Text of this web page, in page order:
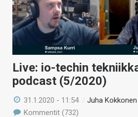
Live: io-techin
podcast (5/2020)
31.1.2020 - 11:54 /Juha Kokkonen
Kommentit (732)